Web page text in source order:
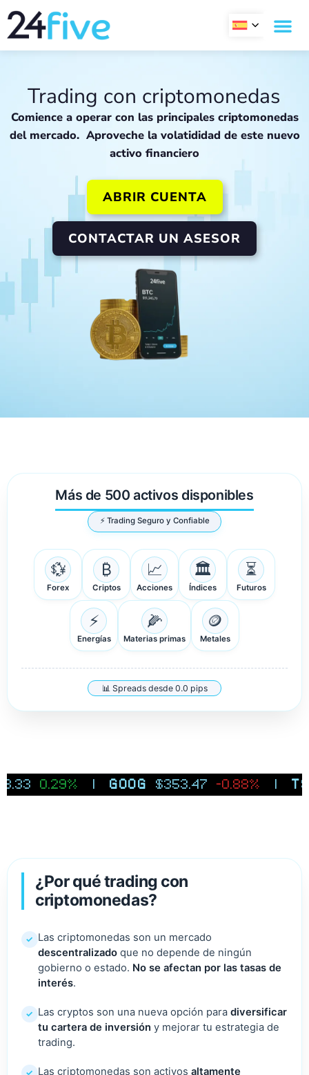
contenido
Trading con criptomonedas
Comience a operar con las principales criptomonedas
del mercado. Aproveche la volatididad de este nuevo
activo financiero
ABRIR CUENTA
CONTACTAR UN ASESOR
Más de 500 activos disponibles
⚡ Trading Seguro y Confiable
💱
Forex
₿
Criptos
📈
Acciones
🏛️
Índices
⏳
Futuros
⚡
Energías
🌽
Materias primas
🪙
Metales
📊 Spreads desde 0.0 pips
0.29% | GOOG $353.47 -0.88% | TSLA
¿Por qué trading con
criptomonedas?
✓ Las criptomonedas son un mercado
descentralizadoque no depende de ningún
gobierno o estado. No se afectan por las tasas de
interés.
✓ Las cryptos son una nueva opción para diversificar
tu cartera de inversión y mejorar tu estrategia de
trading.
✓ Las criptomonedas son activos altamente